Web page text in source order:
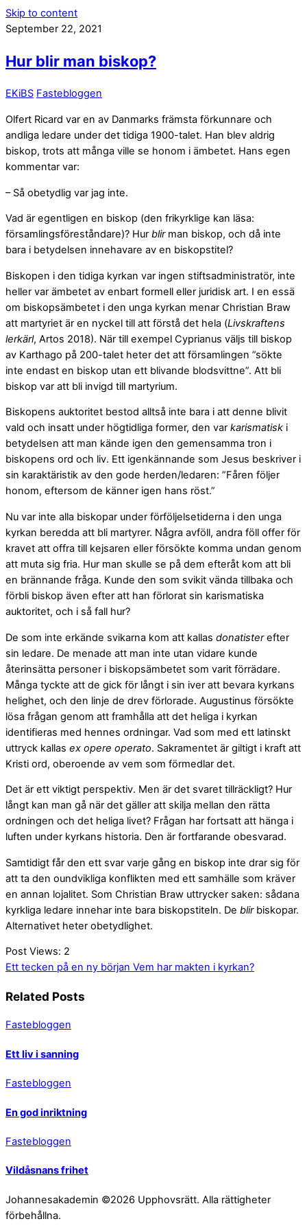
Skip to content
September 22, 2021
Hur blir man biskop?
EKiBS Fastebloggen
Olfert Ricard var en av Danmarks främsta förkunnare och
andliga ledare under det tidiga 1900-talet. Han blev aldrig
biskop, trots att många ville se honom i ämbetet. Hans egen
kommentar var:
– Så obetydlig var jag inte.
Vad är egentligen en biskop (den frikyrklige kan läsa:
församlingsföreståndare)? Hur blirman biskop, och då inte
bara i betydelsen innehavare av en biskopstitel?
Biskopen i den tidiga kyrkan var ingen stiftsadministratör, inte
heller var ämbetet av enbart formell eller juridisk art. I en essä
om biskopsämbetet i den unga kyrkan menar Christian Braw
att martyriet är en nyckel till att förstå det hela (Livskraftens
lerkärl, Artos 2018). När till exempel Cyprianus väljs till biskop
av Karthago på 200-talet heter det att församlingen ”sökte
inte endast en biskop utan ett blivande blodsvittne”. Att bli
biskop var att bli invigd till martyrium.
Biskopens auktoritet bestod alltså inte bara i att denne blivit
vald och insatt under högtidliga former, den var karismatisk i
betydelsen att man kände igen den gemensamma tron i
biskopens ord och liv. Ett igenkännande som Jesus beskriver i
sin karaktäristik av den gode herden/ledaren: ”Fåren följer
honom, eftersom de känner igen hans röst.”
Nu var inte alla biskopar under förföljelsetiderna i den unga
kyrkan beredda att bli martyrer. Några avföll, andra föll offer för
kravet att offra till kejsaren eller försökte komma undan genom
att muta sig fria. Hur man skulle se på dem efteråt kom att bli
en brännande fråga. Kunde den som svikit vända tillbaka och
förbli biskop även efter att han förlorat sin karismatiska
auktoritet, och i så fall hur?
De som inte erkände svikarna kom att kallas donatisterefter
sin ledare. De menade att man inte utan vidare kunde
återinsätta personer i biskopsämbetet som varit förrädare.
Många tyckte att de gick för långt i sin iver att bevara kyrkans
helighet, och den linje de drev förlorade. Augustinus försökte
lösa frågan genom att framhålla att det heliga i kyrkan
identifieras med hennes ordningar. Vad som med ett latinskt
uttryck kallas ex opere operato. Sakramentet är giltigt i kraft att
Kristi ord, oberoende av vem som förmedlar det.
Det är ett viktigt perspektiv. Men är det svaret tillräckligt? Hur
långt kan man gå när det gäller att skilja mellan den rätta
ordningen och det heliga livet? Frågan har fortsatt att hänga i
luften under kyrkans historia. Den är fortfarande obesvarad.
Samtidigt får den ett svar varje gång en biskop inte drar sig för
att ta den oundvikliga konflikten med ett samhälle som kräver
en annan lojalitet. Som Christian Braw uttrycker saken: sådana
kyrkliga ledare innehar inte bara biskopstiteln. De blirbiskopar.
Alternativet heter obetydlighet.
Post Views: 2
Ett tecken på en ny början Vem har makten i kyrkan?
Related Posts
Fastebloggen
Ett liv i sanning
Fastebloggen
En god inriktning
Fastebloggen
Vildåsnans frihet
Johannesakademin ©2026 Upphovsrätt. Alla rättigheter
förbehållna.